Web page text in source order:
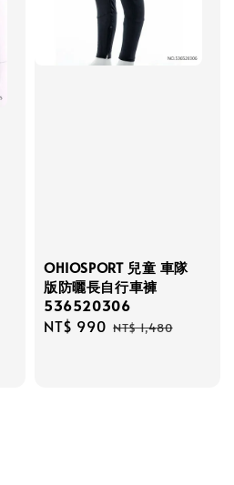
OHIOSPORT 兒童 車隊
版防曬長自行車褲
536520306
Sale
NT$ 990 Regular
NT$ 1,480